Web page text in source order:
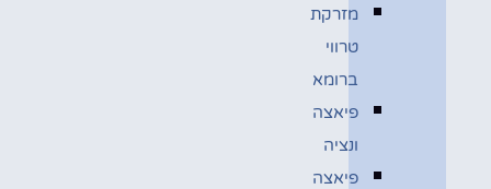
מזרקת
טרווי
ברומא
פיאצה
ונציה
פיאצה